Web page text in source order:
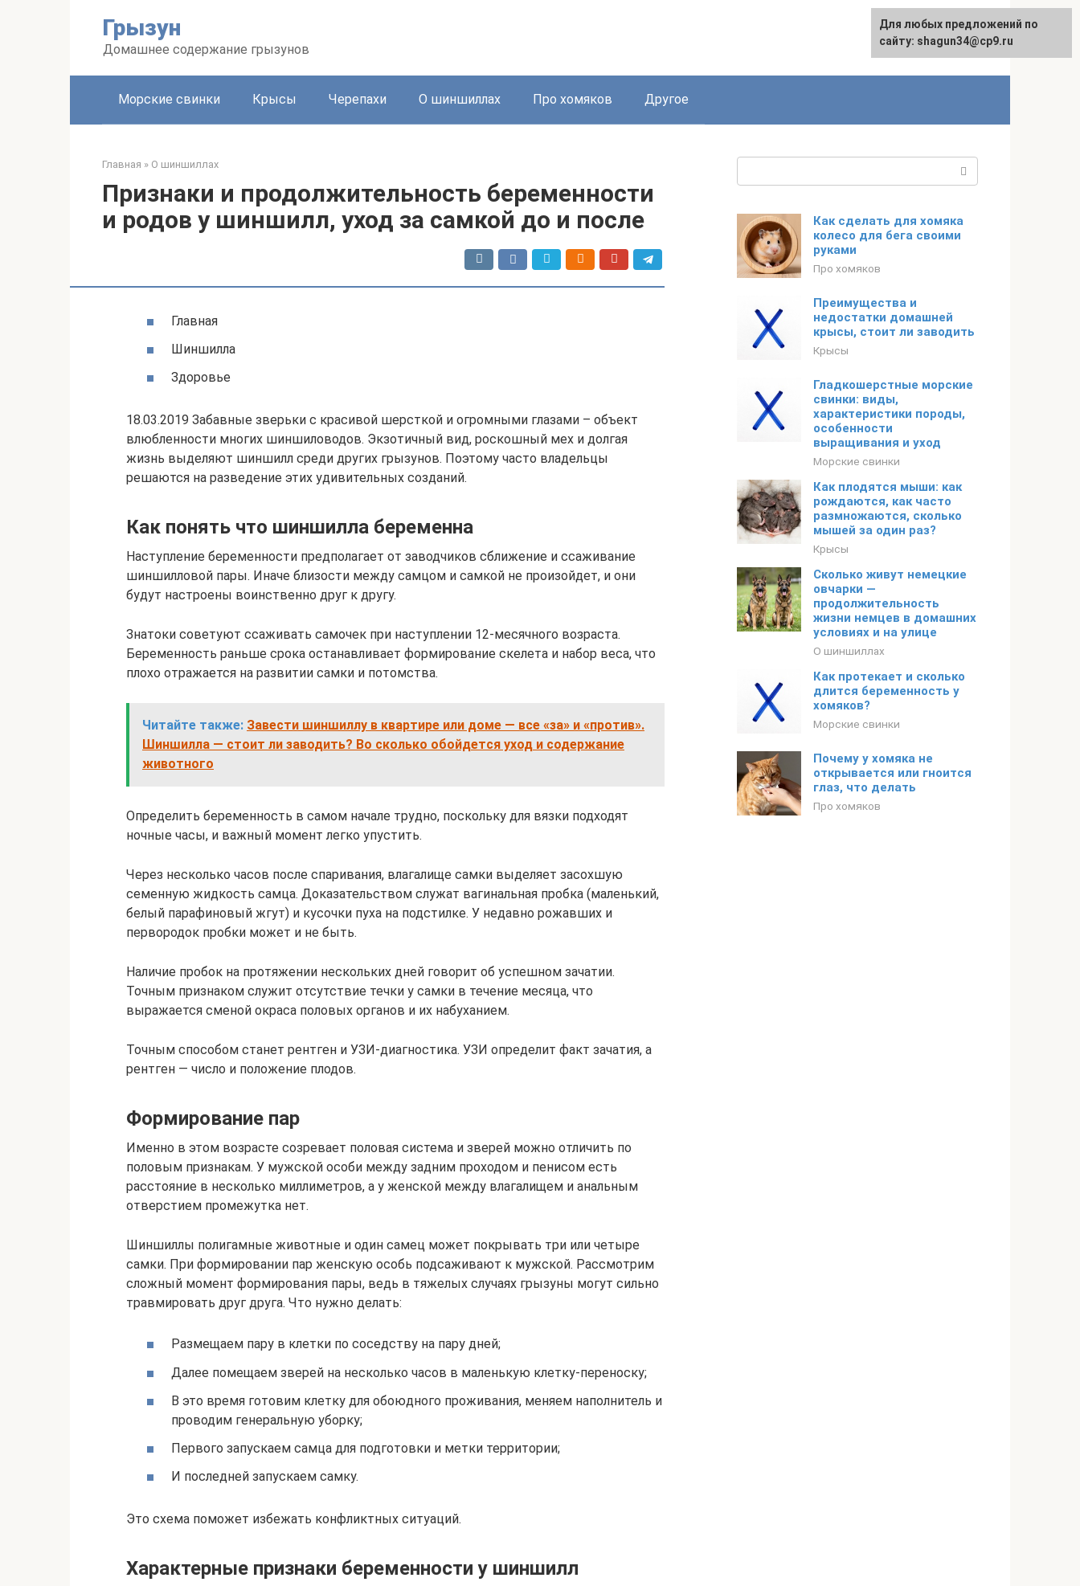
Грызун
Домашнее содержание грызунов
Морские свинки Крысы Черепахи О шиншиллах Про хомяков Другое
Главная » О шиншиллах
Признаки и продолжительность беременности
и родов у шиншилл, уход за самкой до и после
Главная
Шиншилла
Здоровье
18.03.2019 Забавные зверьки с красивой шерсткой и огромными глазами – объект
влюбленности многих шиншиловодов. Экзотичный вид, роскошный мех и долгая
жизнь выделяют шиншилл среди других грызунов. Поэтому часто владельцы
решаются на разведение этих удивительных созданий.
Как понять что шиншилла беременна
Наступление беременности предполагает от заводчиков сближение и ссаживание
шиншилловой пары. Иначе близости между самцом и самкой не произойдет, и они
будут настроены воинственно друг к другу.
Знатоки советуют ссаживать самочек при наступлении 12-месячного возраста.
Беременность раньше срока останавливает формирование скелета и набор веса, что
плохо отражается на развитии самки и потомства.
Читайте также: Завести шиншиллу в квартире или доме — все «за» и «против».
Шиншилла — стоит ли заводить? Во сколько обойдется уход и содержание
животного
Определить беременность в самом начале трудно, поскольку для вязки подходят
ночные часы, и важный момент легко упустить.
Через несколько часов после спаривания, влагалище самки выделяет засохшую
семенную жидкость самца. Доказательством служат вагинальная пробка (маленький,
белый парафиновый жгут) и кусочки пуха на подстилке. У недавно рожавших и
первородок пробки может и не быть.
Наличие пробок на протяжении нескольких дней говорит об успешном зачатии.
Точным признаком служит отсутствие течки у самки в течение месяца, что
выражается сменой окраса половых органов и их набуханием.
Точным способом станет рентген и УЗИ-диагностика. УЗИ определит факт зачатия, а
рентген — число и положение плодов.
Формирование пар
Именно в этом возрасте созревает половая система и зверей можно отличить по
половым признакам. У мужской особи между задним проходом и пенисом есть
расстояние в несколько миллиметров, а у женской между влагалищем и анальным
отверстием промежутка нет.
Шиншиллы полигамные животные и один самец может покрывать три или четыре
самки. При формировании пар женскую особь подсаживают к мужской. Рассмотрим
сложный момент формирования пары, ведь в тяжелых случаях грызуны могут сильно
травмировать друг друга. Что нужно делать:
Размещаем пару в клетки по соседству на пару дней;
Далее помещаем зверей на несколько часов в маленькую клетку-переноску;
В это время готовим клетку для обоюдного проживания, меняем наполнитель и
проводим генеральную уборку;
Первого запускаем самца для подготовки и метки территории;
И последней запускаем самку.
Это схема поможет избежать конфликтных ситуаций.
Характерные признаки беременности у шиншилл
Как сделать для хомяка
колесо для бега своими
руками
Про хомяков
Преимущества и
недостатки домашней
крысы, стоит ли заводить
Крысы
Гладкошерстные морские
свинки: виды,
характеристики породы,
особенности
выращивания и уход
Морские свинки
Как плодятся мыши: как
рождаются, как часто
размножаются, сколько
мышей за один раз?
Крысы
Сколько живут немецкие
овчарки —
продолжительность
жизни немцев в домашних
условиях и на улице
О шиншиллах
Как протекает и сколько
длится беременность у
хомяков?
Морские свинки
Почему у хомяка не
открывается или гноится
глаз, что делать
Про хомяков
Для любых предложений по
сайту: shagun34@cp9.ru